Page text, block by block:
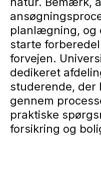
planlægning, og
starte
forvejen.
dedikeret
studerende, der
gennem
praktiske
forsikring og